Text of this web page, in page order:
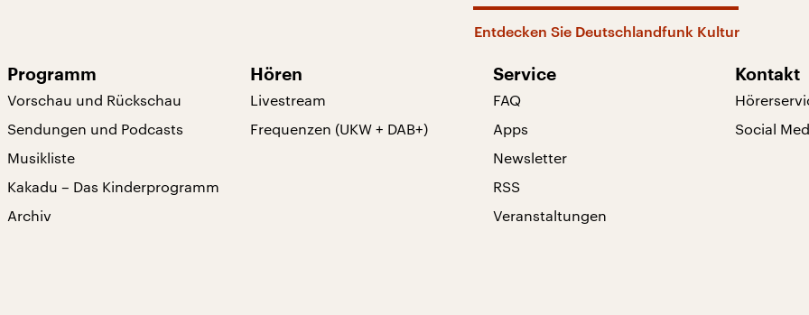
Entdecken Sie Deutschlandfunk Kultur
Programm
Vorschau und Rückschau
Sendungen und Podcasts
Musikliste
Kakadu – Das Kinderprogramm
Archiv
Hören
Livestream
Frequenzen (UKW + DAB+)
Service
FAQ
Apps
Newsletter
RSS
Veranstaltungen
Kontakt
Social